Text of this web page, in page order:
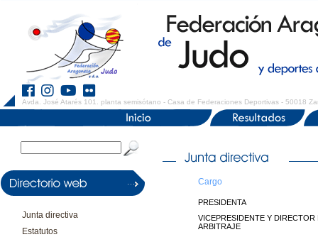
Avda. José Atarés 101. planta semisótano - Casa de Federaciones Deportivas - 50018
Junta directiva
Estatutos
Cargo
PRESIDENTA
VICEPRESIDENTE Y DIRECTOR
ARBITRAJE